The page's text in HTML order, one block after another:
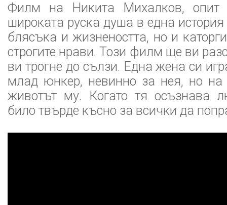
Филм на Никита Михалков, опит
широката руска душа в една
блясъка и жизнеността, но и
строгите нрави. Този филм ще ви
ви трогне до сълзи. Една жена си
млад юнкер, невинно за нея, но на
животът му. Когато тя осъзнава
било твърде късно за всички да